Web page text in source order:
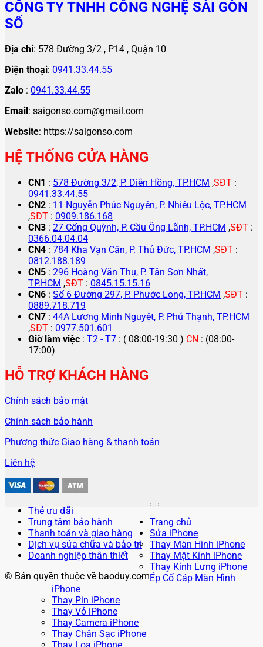
CÔNG TY TNHH CÔNG NGHỆ SÀI GÒN
SỐ
Địa chỉ: 578 Đường 3/2 , P14 , Quận 10
Điện thoại: 0941.33.44.55
Zalo : 0941.33.44.55
Email: saigonso.com@gmail.com
Website: https://saigonso.com
HỆ THỐNG CỬA HÀNG
CN1 : 578 Đường 3/2, P. Diên Hồng, TP.HCM ,SĐT :
0941.33.44.55
CN2 : 11 Nguyễn Phúc Nguyên, P. Nhiêu Lộc, TP.HCM
,SĐT : 0909.186.168
CN3 : 27 Cống Quỳnh, P. Cầu Ông Lãnh, TP.HCM ,SĐT :
0366.04.04.04
CN4 : 784 Kha Vạn Cân, P. Thủ Đức, TP.HCM ,SĐT :
0812.188.189
CN5 : 296 Hoàng Văn Thụ, P. Tân Sơn Nhất,
TP.HCM ,SĐT : 0845.15.15.16
CN6 : Số 6 Đường 297, P. Phước Long, TP.HCM ,SĐT :
0889.718.719
CN7 : 44A Lương Minh Nguyệt, P. Phú Thạnh, TP.HCM
,SĐT : 0977.501.601
Giờ làm việc : T2 - T7 : ( 08:00-19:30 ) CN : (08:00-
17:00)
HỖ TRỢ KHÁCH HÀNG
Chính sách bảo mật
Chính sách bảo hành
Phương thức Giao hàng & thanh toán
Liên hệ
Thẻ ưu đãi
Trung tâm bảo hành
Thanh toán và giao hàng
Dịch vụ sửa chữa và bảo trì
Doanh nghiệp thân thiết
© Bản quyền thuộc về baoduy.com
Trang chủ
Sửa iPhone
Thay Màn Hình iPhone
Thay Mặt Kính iPhone
Thay Kính Lưng iPhone
Ép Cổ Cáp Màn Hình
iPhone
Thay Pin iPhone
Thay Vỏ iPhone
Thay Camera iPhone
Thay Chân Sạc iPhone